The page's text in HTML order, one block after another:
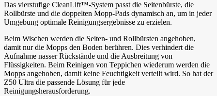
Das vierstufige CleanLift™-System passt die Seitenbürste, die
Rollbürste und die doppelten Mopp-Pads dynamisch an, um in jeder
Umgebung optimale Reinigungsergebnisse zu erzielen.
Beim Wischen werden die Seiten- und Rollbürsten angehoben,
damit nur die Mopps den Boden berühren. Dies verhindert die
Aufnahme nasser Rückstände und die Ausbreitung von
Flüssigkeiten. Beim Reinigen von Teppichen wiederum werden die
Mopps angehoben, damit keine Feuchtigkeit verteilt wird. So hat der
Z50 Ultra die passende Lösung für jede
Reinigungsherausforderung.